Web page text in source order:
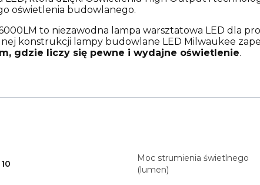
oświetlenia budowlanego.
to niezawodna lampa warsztatowa LED dla
konstrukcji lampy budowlane LED Milwaukee
gdzie liczy się pewne i wydajne oświetlenie.
Moc strumienia świetlnego
(lumen)